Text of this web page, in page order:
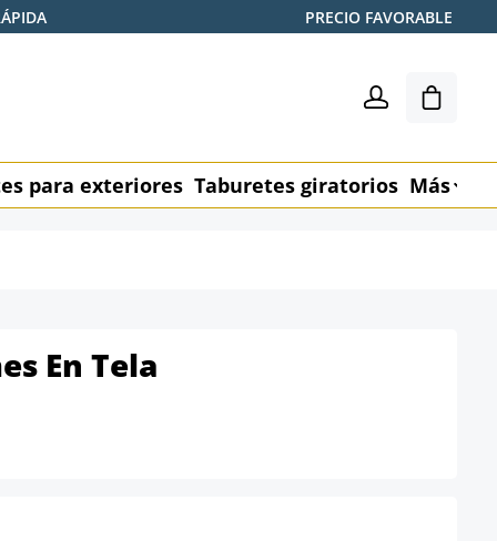
PRECIO FAVORABLE
El
para exteriores Taburetes giratorios Más
En Tela